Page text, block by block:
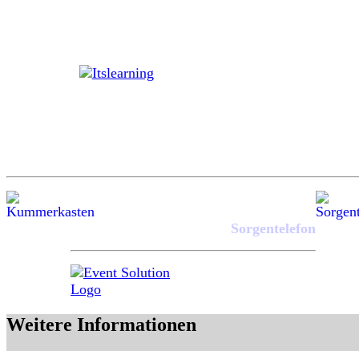
Sorgentelefon
Weitere Informationen